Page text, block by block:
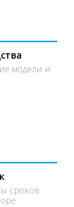
модели и
сроков